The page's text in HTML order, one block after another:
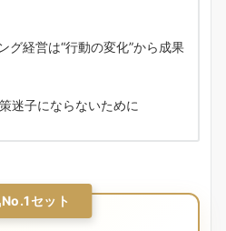
グ経営は“行動の変化”から成果
迷子にならないために
セット